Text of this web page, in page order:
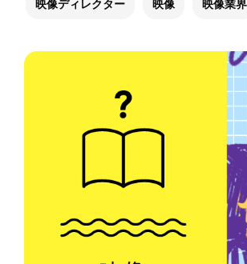
映像ディレクター 映像 映像業界